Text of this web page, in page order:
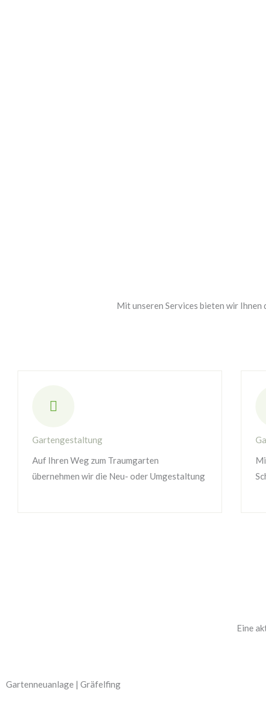
Mit unseren Services bieten wir Ihnen
Gartengestaltung
Auf Ihren Weg zum Traumgarten
übernehmen wir die Neu- oder Umgestaltung
Eine
Gartenneuanlage | Gräfelfing